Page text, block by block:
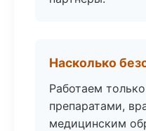
Насколько
Работаем
препаратами,
медицинским